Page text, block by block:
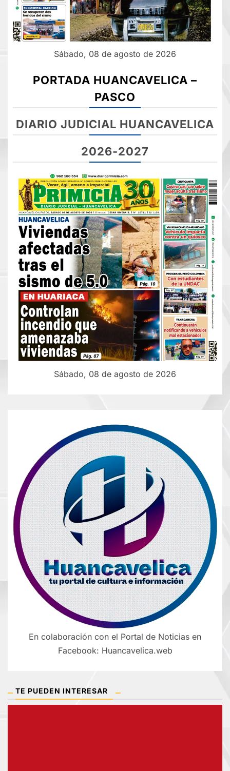
Sábado, 08 de agosto de 2026
PORTADA HUANCAVELICA –
PASCO
DIARIO JUDICIAL HUANCAVELICA
2026-2027
Sábado, 08 de agosto de 2026
En colaboración con el Portal de Noticias en
Facebook: Huancavelica.web
TE PUEDEN INTERESAR